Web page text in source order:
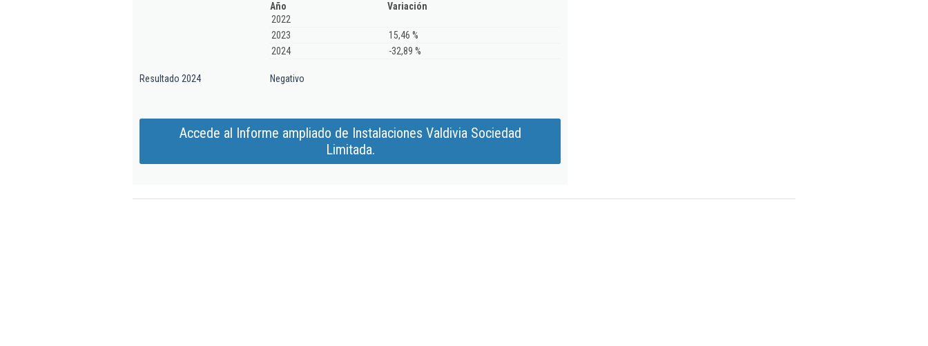
Año
Variación
2022
2023
15,46 %
2024
-32,89 %
Resultado 2024 Negativo
Accede al Informe ampliado de Instalaciones Valdivia Sociedad
Limitada.